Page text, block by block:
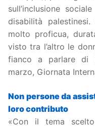
sull’inclusione
disabilità
molto proficua,
visto tra l’altro le
fianco a parlare di
marzo, Giornata
Non persone da
loro contributo
«Con il tema